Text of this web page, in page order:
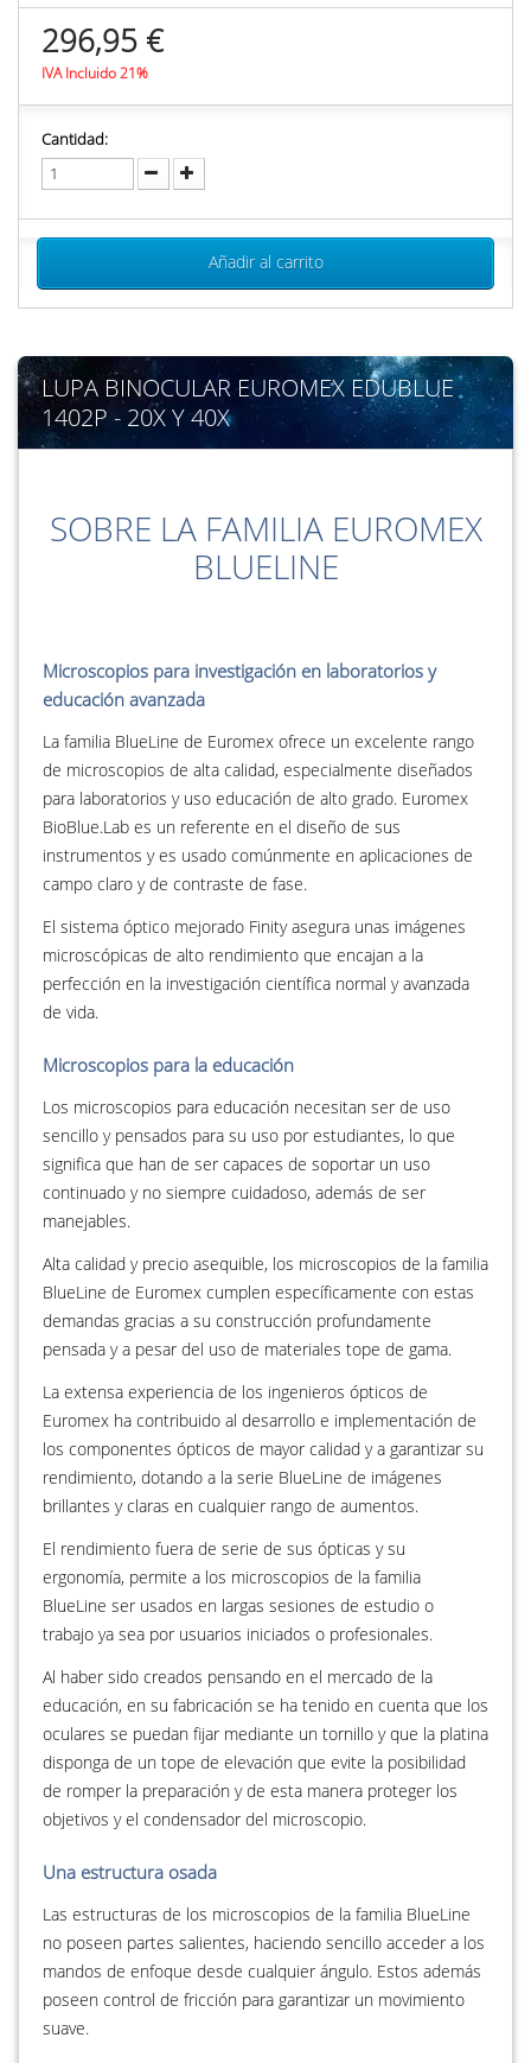
296,95 €
IVA Incluido 21%
Cantidad:
Añadir al carrito
LUPA BINOCULAR EUROMEX EDUBLUE
1402P - 20X Y 40X
SOBRE LA FAMILIA EUROMEX
BLUELINE
Microscopios para investigación en laboratorios y
educación avanzada
La familia BlueLine de Euromex ofrece un excelente rango
de microscopios de alta calidad, especialmente diseñados
para laboratorios y uso educación de alto grado. Euromex
BioBlue.Lab es un referente en el diseño de sus
instrumentos y es usado comúnmente en aplicaciones de
campo claro y de contraste de fase.
El sistema óptico mejorado Finity asegura unas imágenes
microscópicas de alto rendimiento que encajan a la
perfección en la investigación científica normal y avanzada
de vida.
Microscopios para la educación
Los microscopios para educación necesitan ser de uso
sencillo y pensados para su uso por estudiantes, lo que
significa que han de ser capaces de soportar un uso
continuado y no siempre cuidadoso, además de ser
manejables.
Alta calidad y precio asequible, los microscopios de la familia
BlueLine de Euromex cumplen específicamente con estas
demandas gracias a su construcción profundamente
pensada y a pesar del uso de materiales tope de gama.
La extensa experiencia de los ingenieros ópticos de
Euromex ha contribuido al desarrollo e implementación de
los componentes ópticos de mayor calidad y a garantizar su
rendimiento, dotando a la serie BlueLine de imágenes
brillantes y claras en cualquier rango de aumentos.
El rendimiento fuera de serie de sus ópticas y su
ergonomía, permite a los microscopios de la familia
BlueLine ser usados en largas sesiones de estudio o
trabajo ya sea por usuarios iniciados o profesionales.
Al haber sido creados pensando en el mercado de la
educación, en su fabricación se ha tenido en cuenta que los
oculares se puedan fijar mediante un tornillo y que la platina
disponga de un tope de elevación que evite la posibilidad
de romper la preparación y de esta manera proteger los
objetivos y el condensador del microscopio.
Una estructura osada
Las estructuras de los microscopios de la familia BlueLine
no poseen partes salientes, haciendo sencillo acceder a los
mandos de enfoque desde cualquier ángulo. Estos además
poseen control de fricción para garantizar un movimiento
suave.